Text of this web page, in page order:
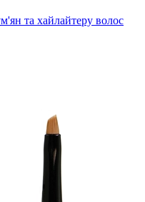
та хайлайтеру волос